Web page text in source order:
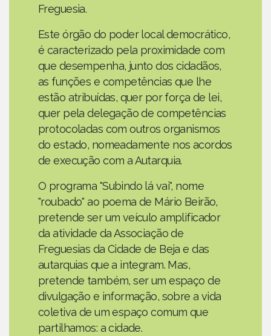
Freguesia.
Este órgão do poder local democrático,
é caracterizado pela proximidade com
que desempenha, junto dos cidadãos,
as funções e competências que lhe
estão atribuídas, quer por força de lei,
quer pela delegação de competências
protocoladas com outros organismos
do estado, nomeadamente nos acordos
de execução com a Autarquia.
O programa "Subindo lá vai", nome
"roubado" ao poema de Mário Beirão,
pretende ser um veículo amplificador
da atividade da Associação de
Freguesias da Cidade de Beja e das
autarquias que a integram. Mas,
pretende também, ser um espaço de
divulgação e informação, sobre a vida
coletiva de um espaço comum que
partilhamos: a cidade.